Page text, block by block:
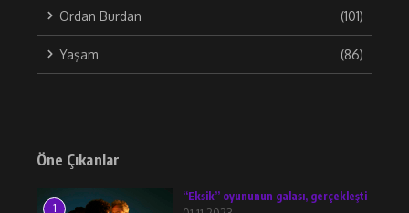
Ordan Burdan (101)
Yaşam (86)
Öne Çıkanlar
1
“Eksik” oyununun galası, gerçekleşti